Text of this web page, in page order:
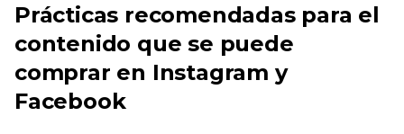
Prácticas recomendadas para el
contenido que se puede
comprar en Instagram y
Facebook